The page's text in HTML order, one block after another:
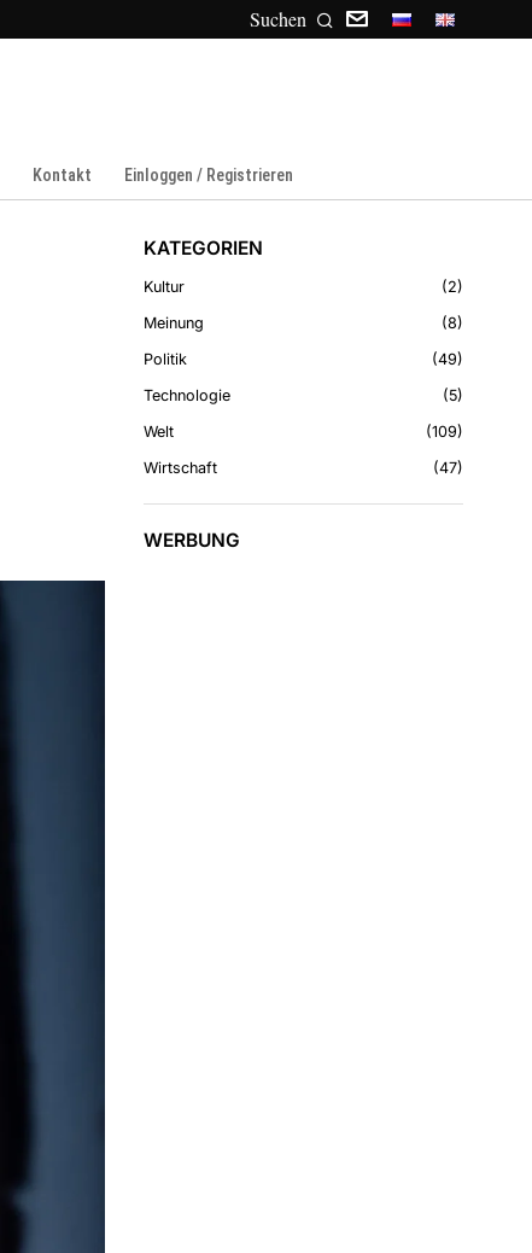
Suchen
Kontakt Einloggen / Registrieren
KATEGORIEN
Kultur
2
Meinung
8
Politik
49
Technologie
5
Welt
109
Wirtschaft
47
WERBUNG